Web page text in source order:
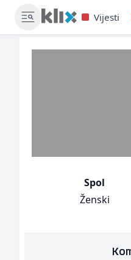
Vijesti
Spol
Ženski